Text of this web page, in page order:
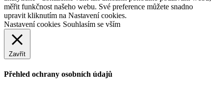
měřit funkčnost našeho webu. Své preference můžete snadno
upravit kliknutím na Nastavení cookies.
Nastavení cookies Souhlasím se vším
Zavřít
Přehled ochrany osobních údajů